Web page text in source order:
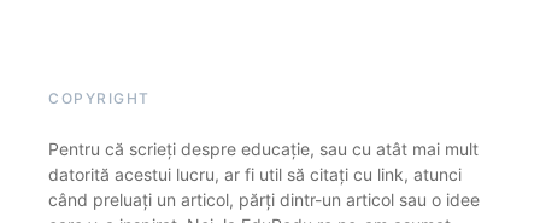
COPYRIGHT
Pentru că scrieți despre educație, sau cu atât mai mult
datorită acestui lucru, ar fi util să citați cu link, atunci
când preluați un articol, părți dintr-un articol sau o idee